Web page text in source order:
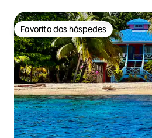
Favorito dos hóspedes
Favorito dos hóspedes